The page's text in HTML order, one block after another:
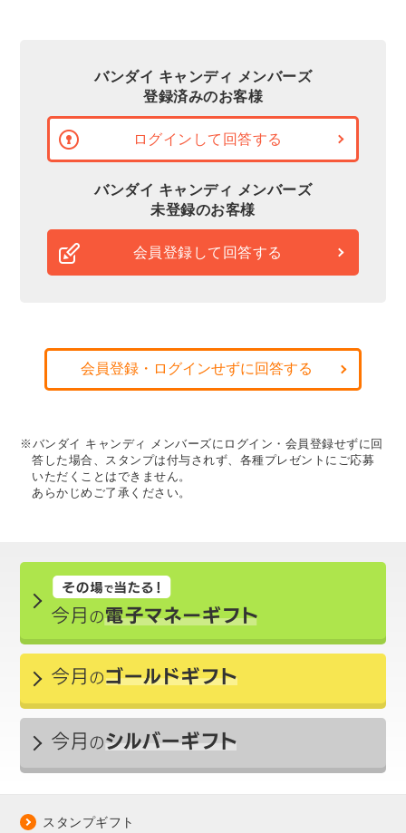
バンダイ キャンディ メンバーズ
登録済みのお客様
ログインして回答する
バンダイ キャンディ メンバーズ
未登録のお客様
会員登録して回答する
会員登録・ログインせずに回答する
※バンダイ キャンディ メンバーズにログイン・会員登録せずに回
答した場合、スタンプは付与されず、各種プレゼントにご応募
いただくことはできません。
あらかじめご了承ください。
スタンプギフト